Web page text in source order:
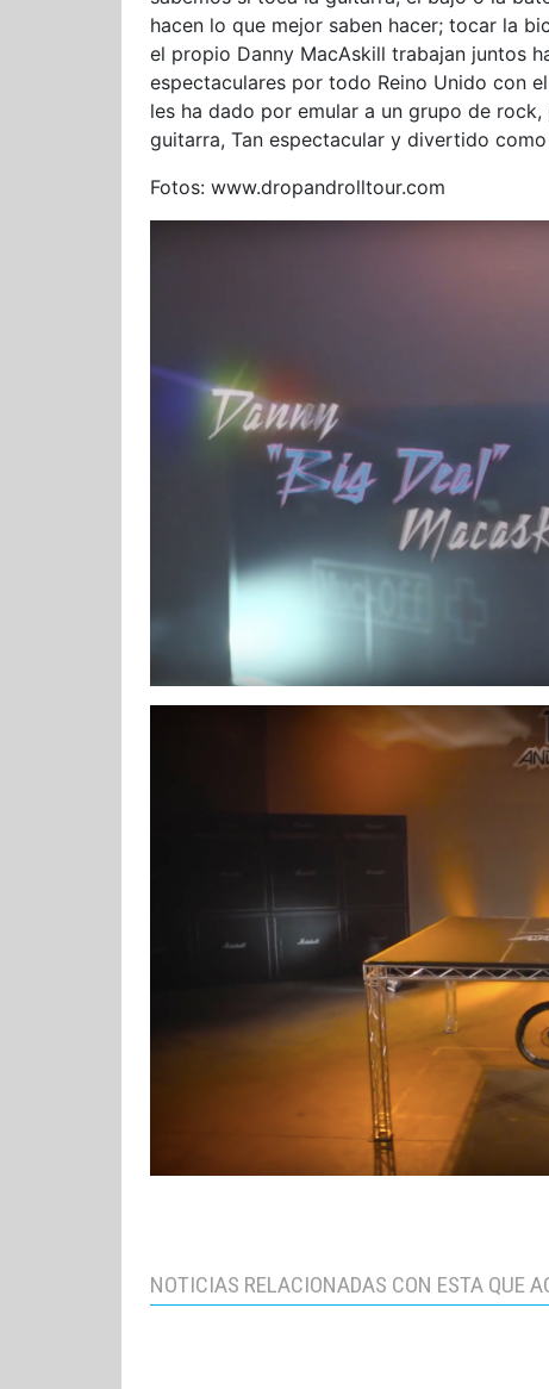
hacen lo que mejor saben hacer; tocar la
el propio Danny MacAskill trabajan juntos
espectaculares por todo Reino Unido con
les ha dado por emular a un grupo de
guitarra, Tan espectacular y divertido
Fotos: www.dropandrolltour.com
NOTICIAS RELACIONADAS CON ESTA QUE